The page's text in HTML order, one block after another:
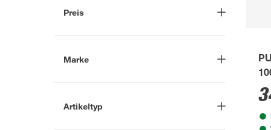
bestellbar (3)
Preis
Marke
Marke suchen
Artikeltyp